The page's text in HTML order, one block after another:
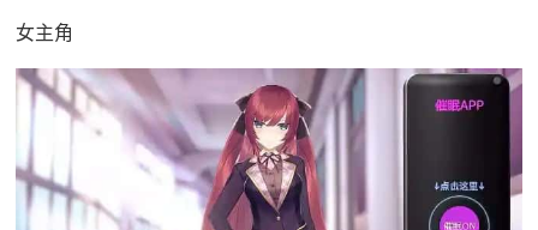
女主角